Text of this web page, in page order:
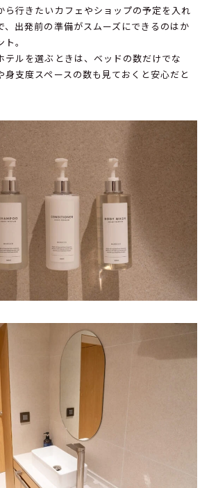
ら行きたいカフェやショップの予定を入れ
、出発前の準備がスムーズにできるのはか
。
テルを選ぶときは、ベッドの数だけでな
身支度スペースの数も見ておくと安心だと